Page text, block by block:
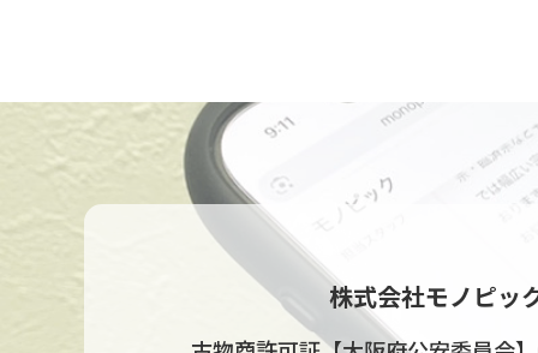
株式会社モノピッ